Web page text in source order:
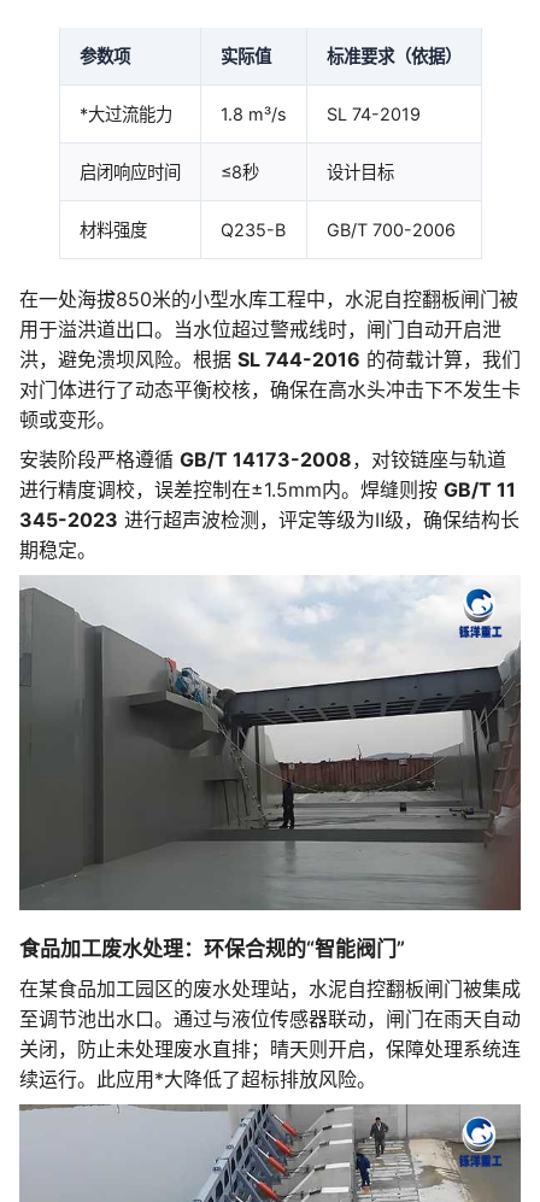
参数项 实际值 标准要求（依据）
*大过流能力 1.8 m³/s SL 74-2019
启闭响应时间 ≤8秒 设计目标
材料强度 Q235-B GB/T 700-2006
在一处海拔850米的小型水库工程中，水泥自控翻板闸门被
用于溢洪道出口。当水位超过警戒线时，闸门自动开启泄
洪，避免溃坝风险。根据 SL 744-2016 的荷载计算，我们
对门体进行了动态平衡校核，确保在高水头冲击下不发生卡
顿或变形。
安装阶段严格遵循 GB/T 14173-2008，对铰链座与轨道
进行精度调校，误差控制在±1.5mm内。焊缝则按 GB/T 11
345-2023 进行超声波检测，评定等级为Ⅱ级，确保结构长
期稳定。
食品加工废水处理：环保合规的“智能阀门”
在某食品加工园区的废水处理站，水泥自控翻板闸门被集成
至调节池出水口。通过与液位传感器联动，闸门在雨天自动
关闭，防止未处理废水直排；晴天则开启，保障处理系统连
续运行。此应用*大降低了超标排放风险。